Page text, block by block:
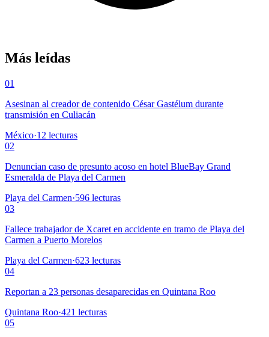
Más leídas
01
Asesinan al creador de contenido César Gastélum durante
transmisión en Culiacán
México·12 lecturas
02
Denuncian caso de presunto acoso en hotel BlueBay Grand
Esmeralda de Playa del Carmen
Playa del Carmen·596 lecturas
03
Fallece trabajador de Xcaret en accidente en tramo de Playa del
Carmen a Puerto Morelos
Playa del Carmen·623 lecturas
04
Reportan a 23 personas desaparecidas en Quintana Roo
Quintana Roo·421 lecturas
05